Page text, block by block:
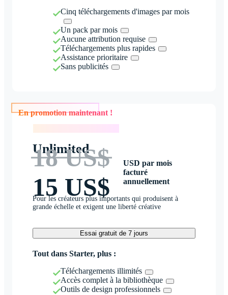
Cinq téléchargements d'images par mois
Un pack par mois
Aucune attribution requise
Téléchargements plus rapides
Assistance prioritaire
Sans publicités
En promotion maintenant !
Unlimited
18 US$
15 US$
USD par mois
facturé
annuellement
Pour les créateurs plus importants qui produisent à
grande échelle et exigent une liberté créative
Essai gratuit de 7 jours
Tout dans Starter, plus :
Téléchargements illimités
Accès complet à la bibliothèque
Outils de design professionnels